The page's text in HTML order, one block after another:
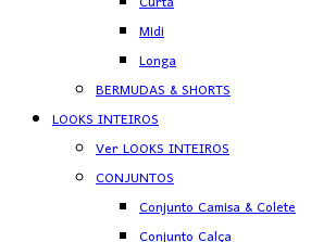
Midi
Longa
BERMUDAS & SHORTS
LOOKS INTEIROS
Ver LOOKS INTEIROS
CONJUNTOS
Conjunto Camisa & Colete